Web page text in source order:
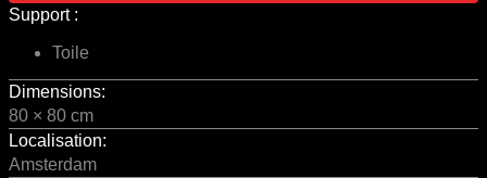
Support :
Toile
Dimensions:
80 × 80 cm
Localisation:
Amsterdam